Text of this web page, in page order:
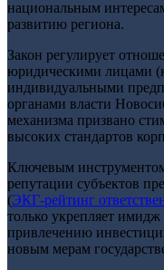
национальным
развитию региона.
Закон регулирует
юридическими лицами
индивидуальными
органами власти
механизма призвано
высоких стандартов
Ключевым
репутации субъектов
(ЭКГ-рейтинг
только укрепляет
привлечению
новым мерам